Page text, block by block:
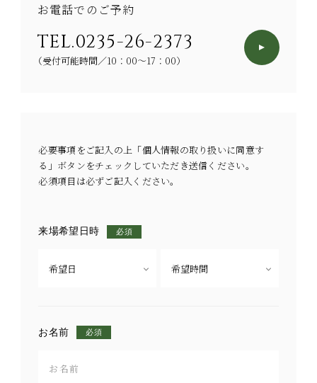
お電話でのご予約
TEL.0235-26-2373
（受付可能時間／10：00～17：00）
必要事項をご記入の上「個人情報の取り扱いに同意す
る」ボタンをチェックしていただき送信ください。
必須項目は必ずご記入ください。
来場希望日時 必須
お名前 必須